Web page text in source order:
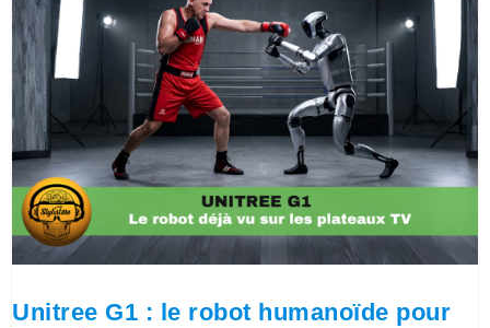
Unitree G1 : le robot humanoïde pour